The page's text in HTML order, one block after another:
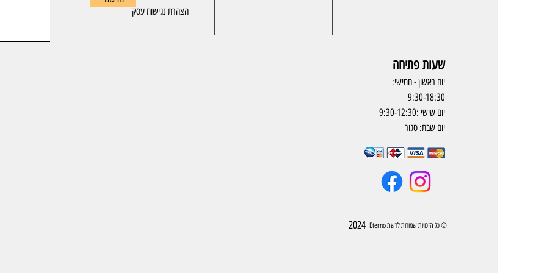
הצהרת נגישות עסק
שעות פתיחה
יום ראשון - חמישי:
9:30-18:30
יום שישי :9:30-12:30
יום שבת: סגור
2024 © כל הזכויות שמורות לרשת Eterno